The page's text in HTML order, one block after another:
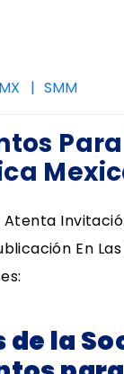
SMM
Atenta
En
de la